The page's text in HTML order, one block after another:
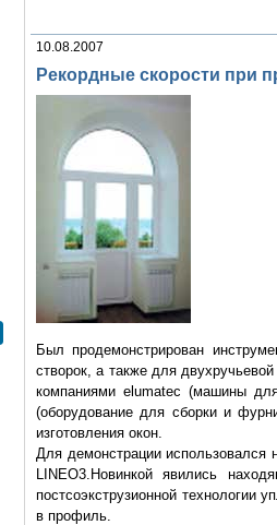
10.08.2007
Рекордные скорости при
Был продемонстрирован
створок, а также для
компаниями elumatec (машины
(оборудование для сборки и
изготовления окон.
Для демонстрации использовался
LINEO3.Новинкой явились
постсоэкструзионной технологии
в профиль.